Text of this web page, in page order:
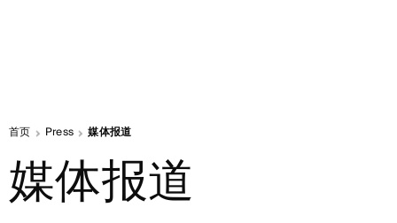
首页 Press 媒体报道
媒体报道